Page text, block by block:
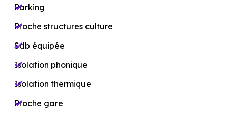
Parking
Proche structures culture
Sdb équipée
Isolation phonique
Isolation thermique
Proche gare